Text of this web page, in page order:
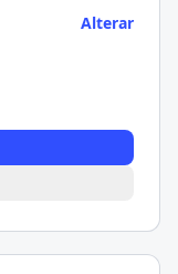
Alterar